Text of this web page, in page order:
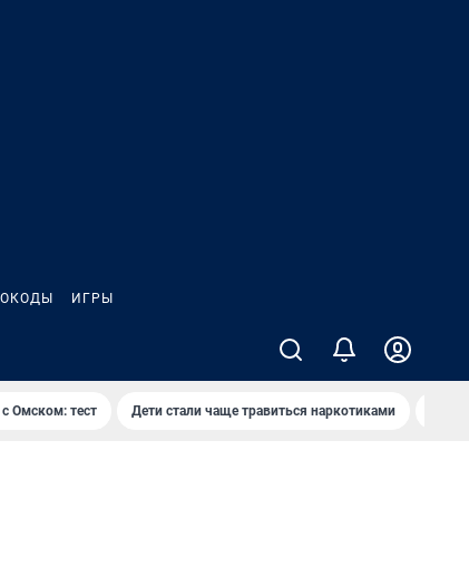
ИГРЫ
Омском: тест Дети стали чаще травиться наркотиками